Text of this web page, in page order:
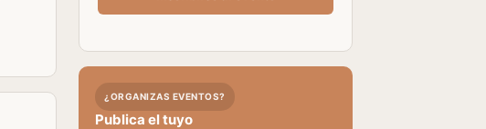
¿ORGANIZAS EVENTOS?
Publica el tuyo